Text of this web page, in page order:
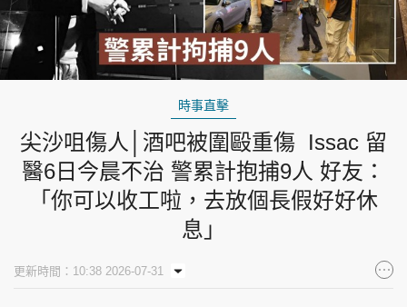
時事直擊
尖沙咀傷人│酒吧被圍毆重傷 Issac 留
醫6日今晨不治 警累計抱捕9人 好友：
「你可以收工啦，去放個長假好好休
息」
更新時間：10:38 2026-07-31